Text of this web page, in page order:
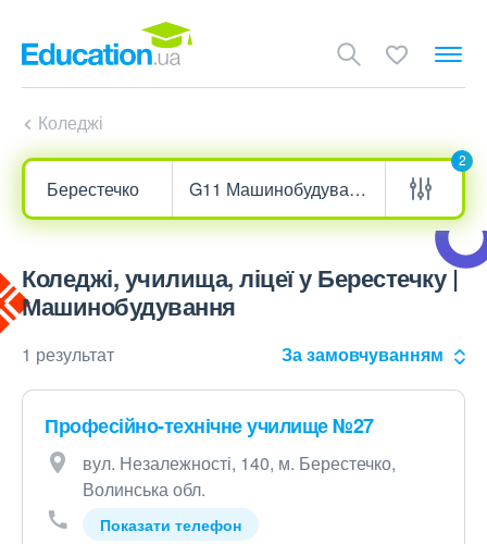
Коледжі
2
Коледжі, училища, ліцеї у Берестечку |
Машинобудування
1 результат За замовчуванням
Професійно-технічне училище №27
вул. Незалежності, 140, м. Берестечко,
Волинська обл.
Показати телефон